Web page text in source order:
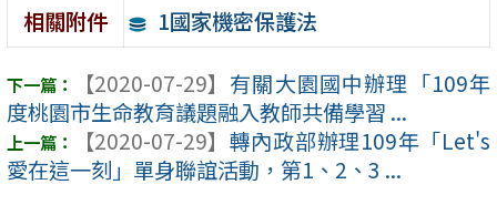
相關附件 1國家機密保護法
【2020-07-29】 有關大園國中辦理「109年
度桃園市生命教育議題融入教師共備學習 ...
【2020-07-29】 轉內政部辦理109年「Let's
愛在這一刻」單身聯誼活動，第1、2、3 ...